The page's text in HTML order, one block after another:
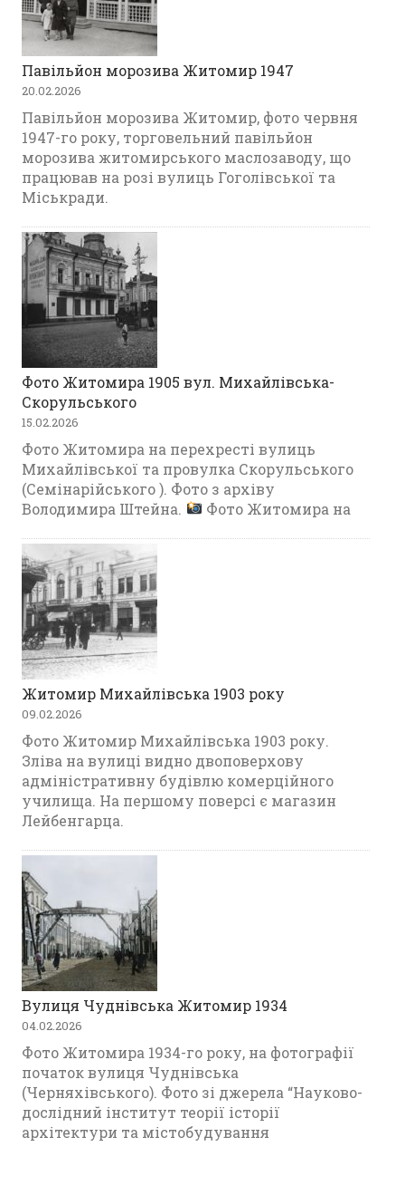
Павільйон морозива Житомир 1947
20.02.2026
Павільйон морозива Житомир, фото червня
1947-го року, торговельний павільйон
морозива житомирського маслозаводу, що
працював на розі вулиць Гоголівської та
Міськради.
Фото Житомира 1905 вул. Михайлівська-
Скорульського
15.02.2026
Фото Житомира на перехресті вулиць
Михайлівської та провулка Скорульського
(Семінарійського ). Фото з архіву
Володимира Штейна.
Фото Житомира на
Житомир Михайлівська 1903 року
09.02.2026
Фото Житомир Михайлівська 1903 року.
Зліва на вулиці видно двоповерхову
адміністративну будівлю комерційного
училища. На першому поверсі є магазин
Лейбенгарца.
Вулиця Чуднівська Житомир 1934
04.02.2026
Фото Житомира 1934-го року, на фотографії
початок вулиця Чуднівська
(Черняхівського). Фото зі джерела “Науково-
дослідний інститут теорії історії
архітектури та містобудування